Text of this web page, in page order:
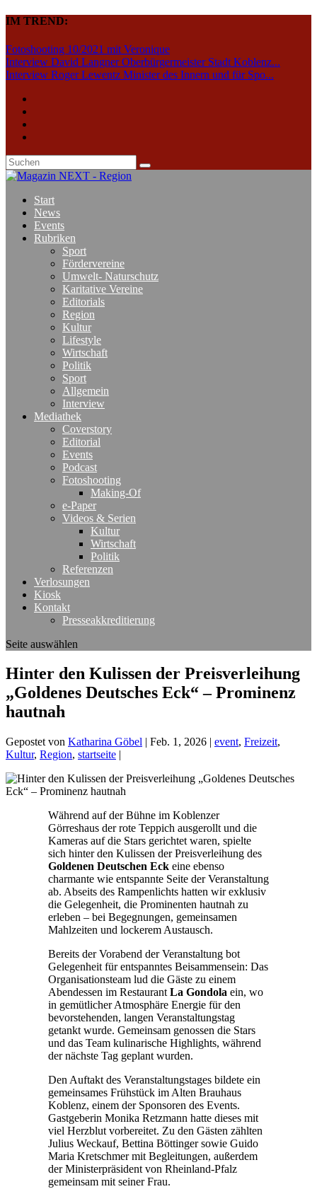
IM TREND:
Fotoshooting 10/2021 mit Veronique
Interview David Langner Oberbürgermeister Stadt Koblenz...
Interview Roger Lewentz Minister des Innern und für Spo...
Start
News
Events
Rubriken
Sport
Fördervereine
Umwelt- Naturschutz
Karitative Vereine
Editorials
Region
Kultur
Lifestyle
Wirtschaft
Politik
Sport
Allgemein
Interview
Mediathek
Coverstory
Editorial
Events
Podcast
Fotoshooting
Making-Of
e-Paper
Videos & Serien
Kultur
Wirtschaft
Politik
Referenzen
Verlosungen
Kiosk
Kontakt
Presseakkreditierung
Seite auswählen
Hinter den Kulissen der Preisverleihung
„Goldenes Deutsches Eck“ – Prominenz
hautnah
Gepostet von Katharina Göbel | Feb. 1, 2026 | event, Freizeit,
Kultur, Region, startseite |
Während auf der Bühne im Koblenzer
Görreshaus der rote Teppich ausgerollt und die
Kameras auf die Stars gerichtet waren, spielte
sich hinter den Kulissen der Preisverleihung des
Goldenen Deutschen Eck eine ebenso
charmante wie entspannte Seite der Veranstaltung
ab. Abseits des Rampenlichts hatten wir exklusiv
die Gelegenheit, die Prominenten hautnah zu
erleben – bei Begegnungen, gemeinsamen
Mahlzeiten und lockerem Austausch.
Bereits der Vorabend der Veranstaltung bot
Gelegenheit für entspanntes Beisammensein: Das
Organisationsteam lud die Gäste zu einem
Abendessen im Restaurant La Gondola ein, wo
in gemütlicher Atmosphäre Energie für den
bevorstehenden, langen Veranstaltungstag
getankt wurde. Gemeinsam genossen die Stars
und das Team kulinarische Highlights, während
der nächste Tag geplant wurden.
Den Auftakt des Veranstaltungstages bildete ein
gemeinsames Frühstück im Alten Brauhaus
Koblenz, einem der Sponsoren des Events.
Gastgeberin Monika Retzmann hatte dieses mit
viel Herzblut vorbereitet. Zu den Gästen zählten
Julius Weckauf, Bettina Böttinger sowie Guido
Maria Kretschmer mit Begleitungen, außerdem
der Ministerpräsident von Rheinland-Pfalz
gemeinsam mit seiner Frau.